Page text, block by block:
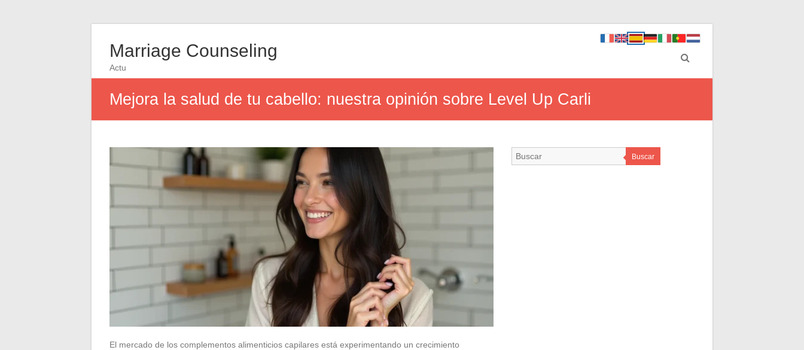
Marriage Counseling
Actu
Mejora la salud de tu cabello: nuestra opinión sobre Level Up Carli
El mercado de los complementos alimenticios capilares está experimentando un crecimiento
Buscar